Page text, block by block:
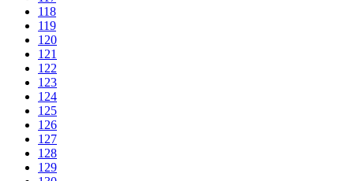
118
119
120
121
122
123
124
125
126
127
128
129